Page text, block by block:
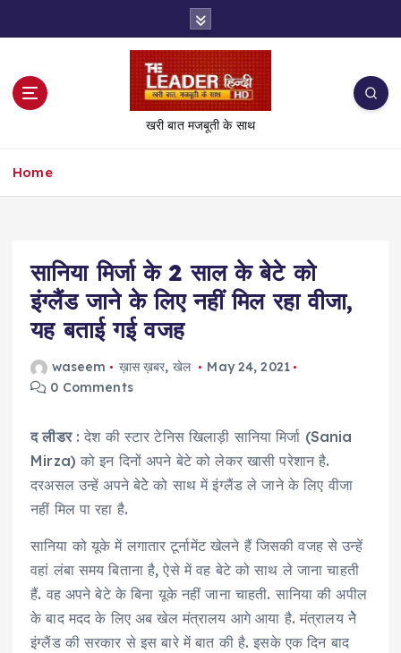
t
खरी बात मजबूती के साथ
Home
सानिया मिर्जा के 2 साल के बेटे को
इंग्लैंड जाने के लिए नहीं मिल रहा वीजा,
यह बताई गई वजह
waseem ख़ास ख़बर, खेल
May 24, 2021
0 Comments
द लीडर: देश की स्टार टेनिस खिलाड़ी सानिया मिर्जा (Sania
Mirza) को इन दिनों अपने बेटे को लेकर खासी परेशान है.
दरअसल उन्हें अपने बेटेे को साथ में इंग्लैंड ले जाने के लिए वीजा
नहीं मिल पा रहा है.
सानिया को यूके में लगातार टूर्नामेंट खेलने हैं जिसकी वजह से उन्हें
वहां लंबा समय बिताना है, ऐसे में वह बेटे को साथ ले जाना चाहती
हैं. वह अपने बेटे के बिना यूके नहीं जाना चाहती. सानिया की अपील
के बाद मदद के लिए अब खेल मंत्रालय आगे आया है. मंत्रालय नेेेे
इंग्लैंड की सरकार से इस बारे में बात की है. इसके एक दिन बाद